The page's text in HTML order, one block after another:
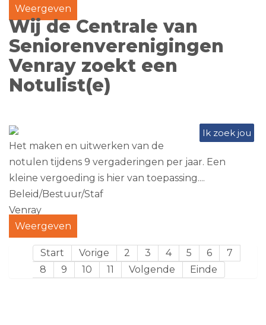
Weergeven
Wij de Centrale van
Seniorenverenigingen
Venray zoekt een
Notulist(e)
Ik zoek jou
Het maken en uitwerken van de
notulen tijdens 9 vergaderingen per jaar. Een
kleine vergoeding is hier van toepassing....
Beleid/Bestuur/Staf
Venray
Weergeven
Start Vorige 2 3 4 5 6
7
8
9 10 11 Volgende Einde